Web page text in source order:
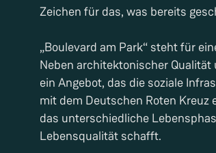
Zeichen für das, was bereits
„Boulevard am Park“ steht für
Neben architektonischer
ein Angebot, das die soziale
mit dem Deutschen Roten
das unterschiedliche
Lebensqualität schafft.